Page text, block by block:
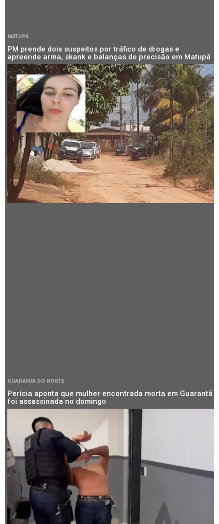
MATUPÁ
PM prende dois suspeitos por tráfico de drogas e
apreende arma, skank e balanças de precisão em Matupá
GUARANTÃ DO NORTE
Perícia aponta que mulher encontrada morta em Guarantã
foi assassinada no domingo